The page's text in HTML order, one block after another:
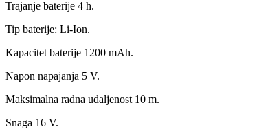
Trajanje baterije 4 h.
Tip baterije: Li-Ion.
Kapacitet baterije 1200 mAh.
Napon napajanja 5 V.
Maksimalna radna udaljenost 10 m.
Snaga 16 V.